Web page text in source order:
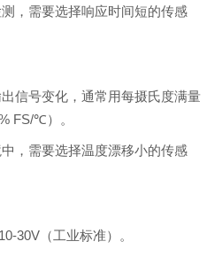
，需要选择响应时间短的传感
信号变化，通常用每摄氏度满量
FS/℃）。
，需要选择温度漂移小的传感
30V（工业标准）。